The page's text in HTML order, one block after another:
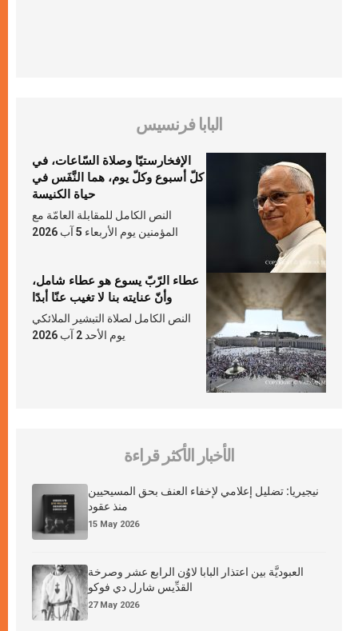
البابا فرنسيس
الإفخارستيّا وصلاة السّاعات، في
كلّ أسبوع وكلّ يوم، هما النَّفَس في
حياة الكنيسة
النص الكامل للمقابلة العامّة مع
المؤمنين يوم الأربعاء 5 آب 2026
عطاء الرّبّ يسوع هو عطاء شامل،
وأنّ عنايته بنا لا تغيب عنّا أبدًا
النص الكامل لصلاة التبشير الملائكي
يوم الأحد 2 آب 2026
الأخبار الأكثر قراءة
نيجيريا: تضليل إعلامي لإخفاء العنف بحق المسيحيين
منذ عقود
15 May 2026
العبوديَّة بين اعتذار البابا لاوُن الرابع عشر وصرخة
القدِّيس شارل دي فوكو
27 May 2026